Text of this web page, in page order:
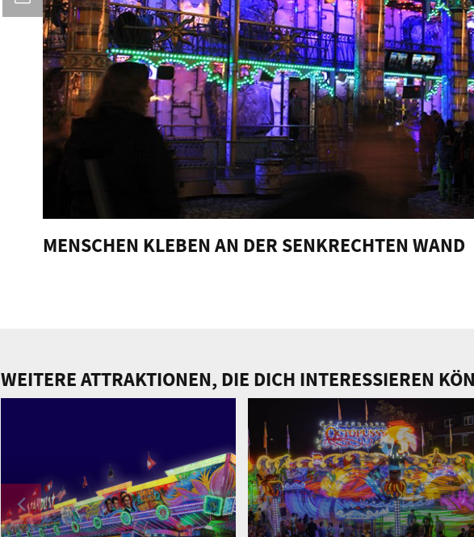
MENSCHEN KLEBEN AN DER SENKRECHTEN WAND
WEITERE ATTRAKTIONEN, DIE DICH INTERESSIEREN